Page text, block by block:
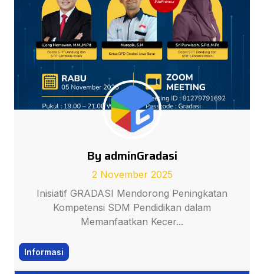
By adminGradasi
2 November 2025
Inisiatif GRADASI Mendorong Peningkatan
Kompetensi SDM Pendidikan dalam
Memanfaatkan Kecer...
Informasi